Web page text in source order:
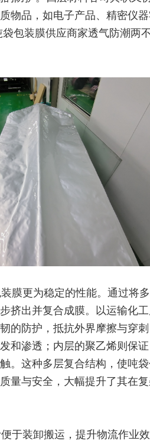
物品，如电子产品、精密仪
包装膜供应商家透气防潮两
膜更为稳定的性能。通过将
挤出并复合成膜。以运输化
的防护，抵抗外界摩擦与穿
和渗透；内层的聚乙烯则保
。这种多层复合结构，使吨
量与安全，大幅提升了其在
于装卸搬运，提升物流作业